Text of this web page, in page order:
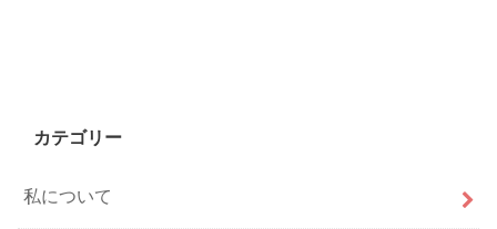
カテゴリー
私について